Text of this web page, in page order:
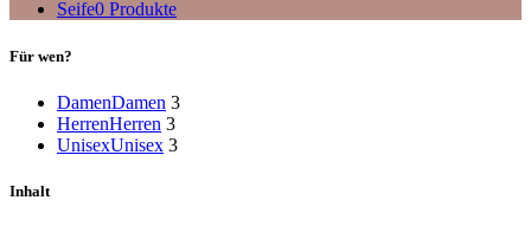
Seife0 Produkte
Für wen?
DamenDamen 3
HerrenHerren 3
UnisexUnisex 3
Inhalt